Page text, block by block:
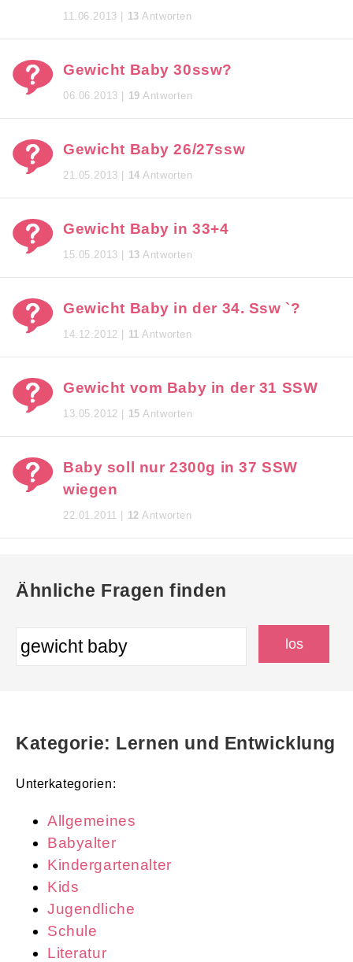
11.06.2013 | 13 Antworten
Gewicht Baby 30ssw?
06.06.2013 | 19 Antworten
Gewicht Baby 26/27ssw
21.05.2013 | 14 Antworten
Gewicht Baby in 33+4
15.05.2013 | 13 Antworten
Gewicht Baby in der 34. Ssw `?
14.12.2012 | 11 Antworten
Gewicht vom Baby in der 31 SSW
13.05.2012 | 15 Antworten
Baby soll nur 2300g in 37 SSW
wiegen
22.01.2011 | 12 Antworten
Ähnliche Fragen finden
Kategorie: Lernen und Entwicklung
Unterkategorien:
Allgemeines
Babyalter
Kindergartenalter
Kids
Jugendliche
Schule
Literatur